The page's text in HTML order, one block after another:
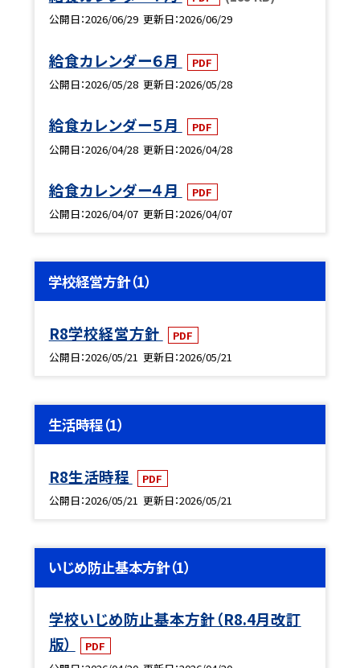
公開日 2026/06/29 更新日 2026/06/29
給食カレンダー６月
PDF
公開日 2026/05/28 更新日 2026/05/28
給食カレンダー５月
PDF
公開日 2026/04/28 更新日 2026/04/28
給食カレンダー４月
PDF
公開日 2026/04/07 更新日 2026/04/07
学校経営方針（1）
R8学校経営方針
PDF
公開日 2026/05/21 更新日 2026/05/21
生活時程（1）
R8生活時程
PDF
公開日 2026/05/21 更新日 2026/05/21
いじめ防止基本方針（1）
学校いじめ防止基本方針（R8.4月改訂
版）
PDF